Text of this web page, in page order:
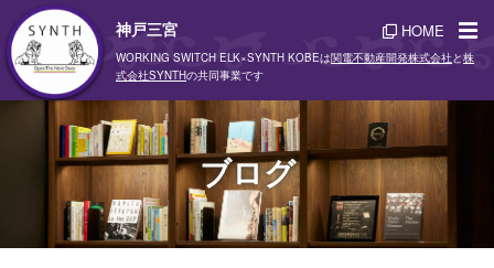
神戸三宮 HOME
WORKING SWITCH ELK×SYNTH KOBEは関電不動産開発株式会社と株
式会社SYNTHの共同事業です
ブログ